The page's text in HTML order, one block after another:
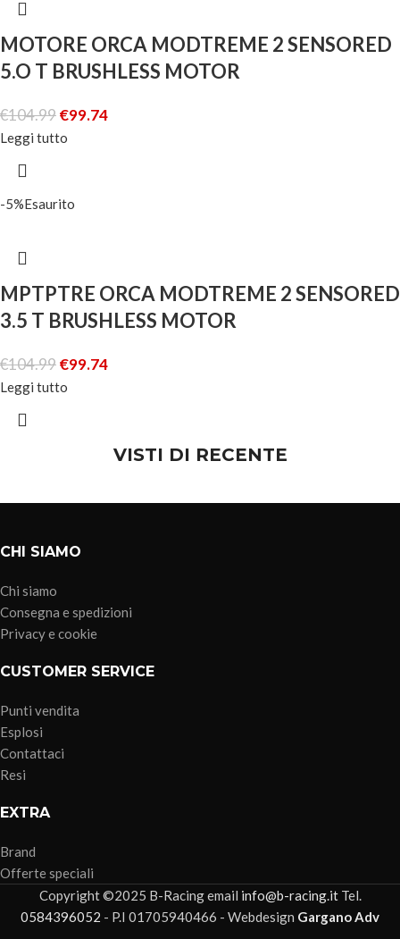
MOTORE ORCA MODTREME 2 SENSORED
5.O T BRUSHLESS MOTOR
€104.99€99.74
Leggi tutto
-5%Esaurito
MPTPTRE ORCA MODTREME 2 SENSORED
3.5 T BRUSHLESS MOTOR
€104.99€99.74
Leggi tutto
VISTI DI RECENTE
CHI SIAMO
Chi siamo
Consegna e spedizioni
Privacy e cookie
CUSTOMER SERVICE
Punti vendita
Esplosi
Contattaci
Resi
EXTRA
Brand
Offerte speciali
Copyright ©2025 B-Racing email info@b-racing.itTel.
0584396052 - P.I 01705940466 - Webdesign Gargano Adv